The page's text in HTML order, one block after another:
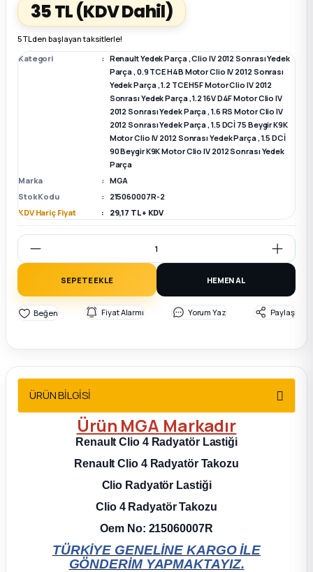
Parça
Parça
Parça
Sedan
Parça
35 TL(KDV Dahil)
5 TL den başlayan taksitlerle!
Kategori
Renault Yedek Parça,Clio IV 2012 Sonrası Yedek
Parça,0.9 TCE H4B Motor Clio IV 2012 Sonrası
Yedek Parça,1.2 TCE H5F Motor Clio IV 2012
Sonrası Yedek Parça,1.2 16V D4F Motor Clio IV
2012 Sonrası Yedek Parça,1.6 RS Motor Clio IV
2012 Sonrası Yedek Parça,1.5 DCİ 75 Beygir K9K
Motor Clio IV 2012 Sonrası Yedek Parça,1.5 DCİ
90 Beygir K9K Motor Clio IV 2012 Sonrası Yedek
Parça
Marka
MGA
Stok Kodu
215060007R-2
KDV Hariç Fiyat
29,17 TL + KDV
SEPETE EKLE HEMEN AL
Fiyat Alarmı Yorum Yaz Paylaş
ÜRÜN BİLGİSİ
Ürün MGA Markadır
Renault Clio 4 Radyatör Lastiği
Renault Clio 4 Radyatör Takozu
Clio Radyatör Lastiği
Clio 4 Radyatör Takozu
Oem No: 215060007R
TÜRKİYE GENELİNE KARGO İLE
GÖNDERİM YAPMAKTAYIZ.